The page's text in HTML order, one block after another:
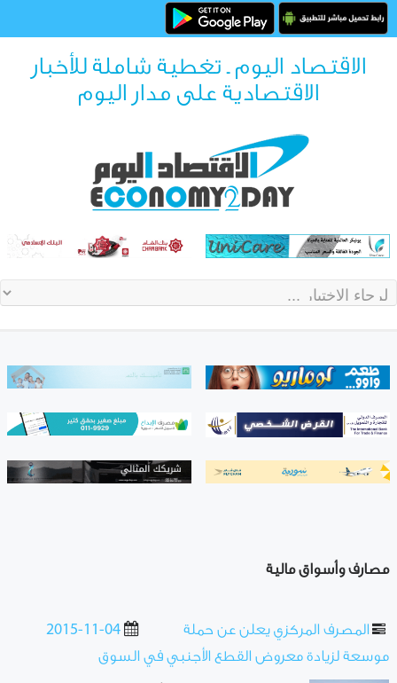
الاقتصاد اليوم ـ تغطية شاملة للأخبار
الاقتصادية على مدار اليوم
مصارف وأسواق مالية
2015-11-04
المصرف المركزي يعلن عن حملة
موسعة لزيادة معروض القطع الأجنبي في السوق